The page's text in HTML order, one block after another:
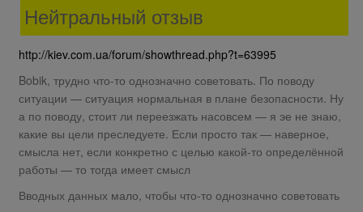
Нейтральный отзыв
http://kiev.com.ua/forum/showthread.php?t=63995
Bobik, трудно что-то однозначно советовать. По поводу
ситуации — ситуация нормальная в плане безопасности. Ну
а по поводу, стоит ли переезжать насовсем — я эе не знаю,
какие вы цели преследуете. Если просто так — наверное,
смысла нет, если конкретно с целью какой-то определённой
работы — то тогда имеет смысл
Вводных данных мало, чтобы что-то однозначно советовать